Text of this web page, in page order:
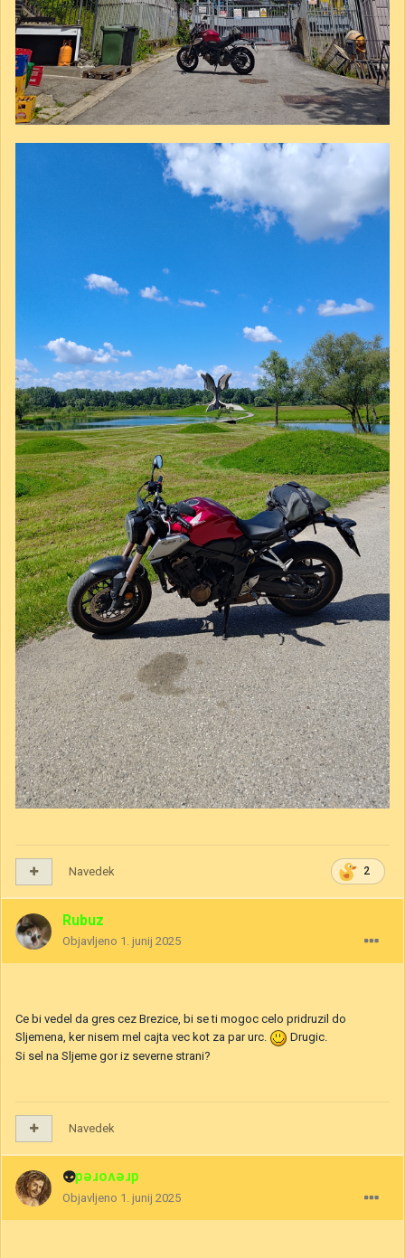
2
Navedek
Rubuz
Objavljeno 1. junij 2025
Ce bi vedel da gres cez Brezice, bi se ti mogoc celo pridruzil do
Sljemena, ker nisem mel cajta vec kot za par urc.
Drugic.
Si sel na Sljeme gor iz severne strani?
Navedek
👽drevored
Objavljeno 1. junij 2025